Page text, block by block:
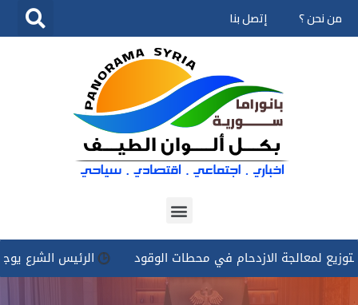
تخطى
من نحن ؟ إتصل بنا
الازدحام في محطات الوقود الرئيس الشرع يوجه